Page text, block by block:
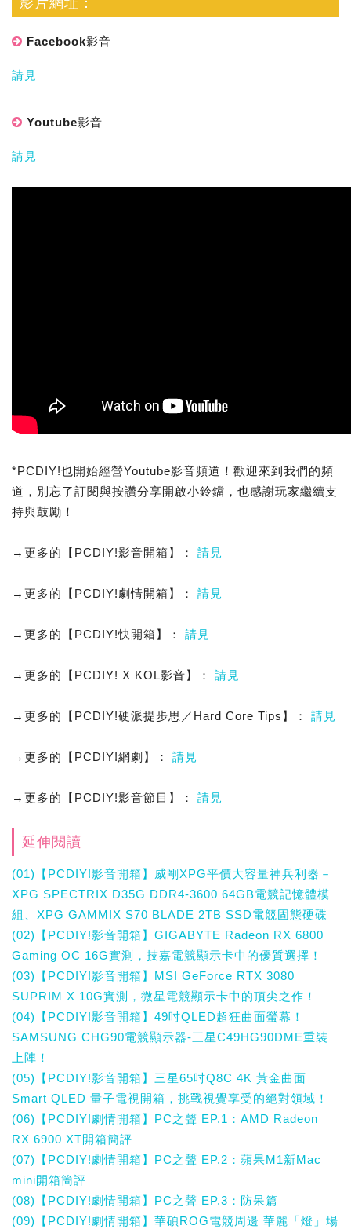
Facebook影音
請見
Youtube影音
請見
*PCDIY!也開始經營Youtube影音頻道！歡迎來到我們的頻
道，別忘了訂閱與按讚分享開啟小鈴鐺，也感謝玩家繼續支
持與鼓勵！
→更多的【PCDIY!影音開箱】： 請見
→更多的【PCDIY!劇情開箱】： 請見
→更多的【PCDIY!快開箱】： 請見
→更多的【PCDIY! X KOL影音】： 請見
→更多的【PCDIY!硬派提步思／Hard Core Tips】： 請見
→更多的【PCDIY!網劇】： 請見
→更多的【PCDIY!影音節目】： 請見
延伸閱讀
(01)【PCDIY!影音開箱】威剛XPG平價大容量神兵利器－
XPG SPECTRIX D35G DDR4-3600 64GB電競記憶體模
組、XPG GAMMIX S70 BLADE 2TB SSD電競固態硬碟
(02)【PCDIY!影音開箱】GIGABYTE Radeon RX 6800
Gaming OC 16G實測，技嘉電競顯示卡中的優質選擇！
(03)【PCDIY!影音開箱】MSI GeForce RTX 3080
SUPRIM X 10G實測，微星電競顯示卡中的頂尖之作！
(04)【PCDIY!影音開箱】49吋QLED超狂曲面螢幕！
SAMSUNG CHG90電競顯示器-三星C49HG90DME重裝
上陣！
(05)【PCDIY!影音開箱】三星65吋Q8C 4K 黃金曲面
Smart QLED 量子電視開箱，挑戰視覺享受的絕對領域！
(06)【PCDIY!劇情開箱】PC之聲 EP.1：AMD Radeon
RX 6900 XT開箱簡評
(07)【PCDIY!劇情開箱】PC之聲 EP.2：蘋果M1新Mac
mini開箱簡評
(08)【PCDIY!劇情開箱】PC之聲 EP.3：防呆篇
(09)【PCDIY!劇情開箱】華碩ROG電競周邊 華麗「燈」場